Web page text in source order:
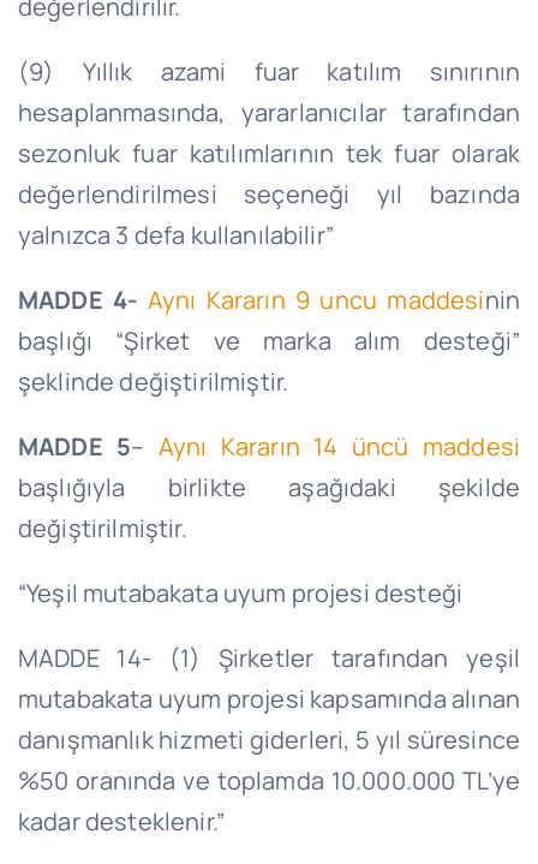
değerlendirilir.
(9) Yıllık azami fuar katılım sınırının
hesaplanmasında, yararlanıcılar tarafından
sezonluk fuar katılımlarının tek fuar olarak
değerlendirilmesi seçeneği yıl bazında
yalnızca 3 defa kullanılabilir”
MADDE 4- Aynı Kararın 9 uncu maddesinin
başlığı “Şirket ve marka alım desteği”
şeklinde değiştirilmiştir.
MADDE 5– Aynı Kararın 14 üncü maddesi
başlığıyla birlikte aşağıdaki şekilde
değiştirilmiştir.
“Yeşil mutabakata uyum projesi desteği
MADDE 14- (1) Şirketler tarafından yeşil
mutabakata uyum projesi kapsamında alınan
danışmanlık hizmeti giderleri, 5 yıl süresince
%50 oranında ve toplamda 10.000.000 TL’ye
kadar desteklenir.”